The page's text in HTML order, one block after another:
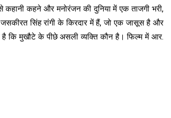
कहने और मनोरंजन की दुनिया में एक ताजगी भरी,
जसकीरत सिंह रांगी के किरदार में हैं, जो एक जासूस है और
है कि मुखौटे के पीछे असली व्यक्ति कौन है। फिल्म में आर.